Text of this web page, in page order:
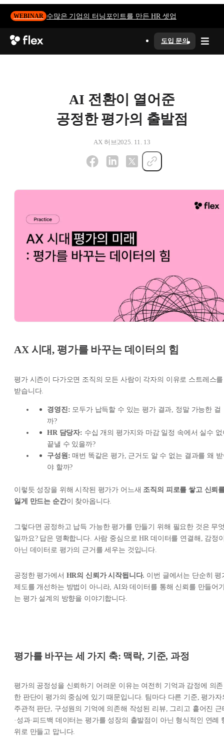
WEBINAR 수많은 기업의 터닝포인트를 만든 HR 셋업
도입 문의
AI 전환이 열어준
공정한 평가의 출발점
AX 허브 2025. 11. 13
AX 시대, 평가를 바꾸는 데이터의 힘
평가 시즌이 다가오면 조직의 모든 사람이 각자의 이유로 스트레스를
받습니다.
경영진: 모두가 납득할 수 있는 평가 결과, 정말 가능한 걸
까?
HR 담당자: 수십 개의 평가지와 마감 일정 속에서 실수 없
끝낼 수 있을까?
구성원: 매번 똑같은 평가, 근거도 알 수 없는 결과를 왜 받
야 할까?
이렇듯 성장을 위해 시작된 평가가 어느새 조직의 피로를 쌓고 신뢰
잃게 만드는 순간이 찾아옵니다.
그렇다면 공정하고 납득 가능한 평가를 만들기 위해 필요한 것은 무
일까요? 답은 명확합니다. 사람 중심으로 HR 데이터를 연결해, 감정
아닌 데이터로 평가의 근거를 세우는 것입니다.
공정한 평가에서 HR의 신뢰가 시작됩니다. 이번 글에서는 단순히 평
제도를 개선하는 방법이 아니라, AI와 데이터를 통해 신뢰를 만들어
는 평가 설계의 방향을 이야기합니다.
평가를 바꾸는 세 가지 축: 맥락, 기준, 과정
평가의 공정성을 신뢰하기 어려운 이유는 여전히 기억과 감정에 의존
한 판단이 평가의 중심에 있기 때문입니다. 팀마다 다른 기준, 평가자
주관적 판단, 구성원의 기억에 의존해 작성된 리뷰, 그리고 흩어진 근
·성과·피드백 데이터는 평가를 성장의 출발점이 아닌 형식적인 연례
위로 만들고 맙니다.